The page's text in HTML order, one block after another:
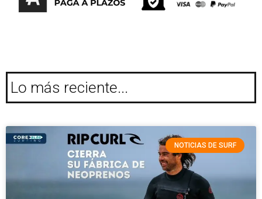
Lo más reciente...
NOTICIAS DE SURF